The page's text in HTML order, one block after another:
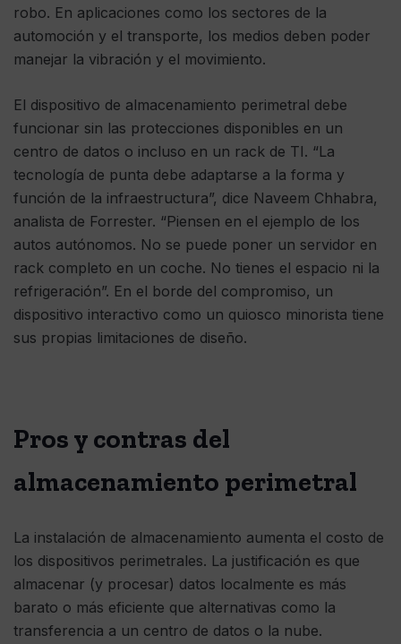
robo. En aplicaciones como los sectores de la
automoción y el transporte, los medios deben poder
manejar la vibración y el movimiento.
El dispositivo de almacenamiento perimetral debe
funcionar sin las protecciones disponibles en un
centro de datos o incluso en un rack de TI. “La
tecnología de punta debe adaptarse a la forma y
función de la infraestructura”, dice Naveem Chhabra,
analista de Forrester. “Piensen en el ejemplo de los
autos autónomos. No se puede poner un servidor en
rack completo en un coche. No tienes el espacio ni la
refrigeración”. En el borde del compromiso, un
dispositivo interactivo como un quiosco minorista tiene
sus propias limitaciones de diseño.
Pros y contras del
almacenamiento perimetral
La instalación de almacenamiento aumenta el costo de
los dispositivos perimetrales. La justificación es que
almacenar (y procesar) datos localmente es más
barato o más eficiente que alternativas como la
transferencia a un centro de datos o la nube.